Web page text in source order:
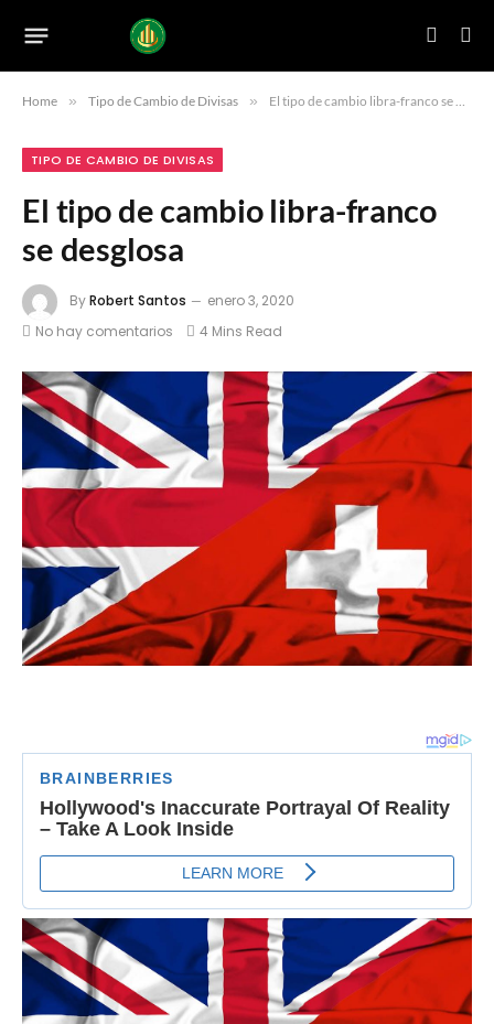
Home » Tipo de Cambio de Divisas » El tipo de cambio libra-franco se desglosa
TIPO DE CAMBIO DE DIVISAS
El tipo de cambio libra-franco
se desglosa
ByRobert Santos
enero 3, 2020
No hay comentarios
4 Mins Read